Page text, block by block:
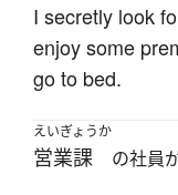
I secretly look
enjoy some
go to bed.
えいぎょうか
営業課 の社員